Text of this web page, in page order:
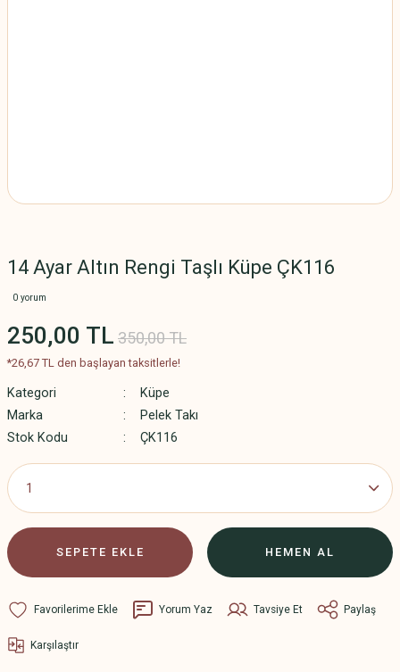
14 Ayar Altın Rengi Taşlı Küpe ÇK116
0 yorum
250,00 TL 350,00 TL
*26,67 TL den başlayan taksitlerle!
Kategori
Küpe
Marka
Pelek Takı
Stok Kodu
ÇK116
SEPETE EKLE HEMEN AL
Yorum Yaz Tavsiye Et Paylaş
Karşılaştır